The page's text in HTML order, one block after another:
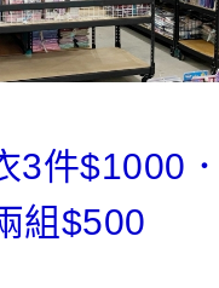
3件$1000
組$500